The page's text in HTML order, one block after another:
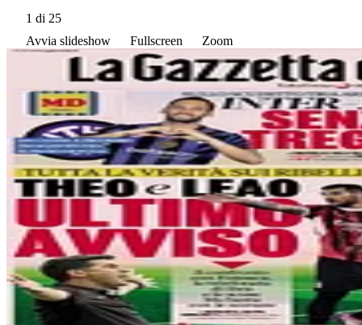
1 di 25
Avvia slideshow
Fullscreen Zoom